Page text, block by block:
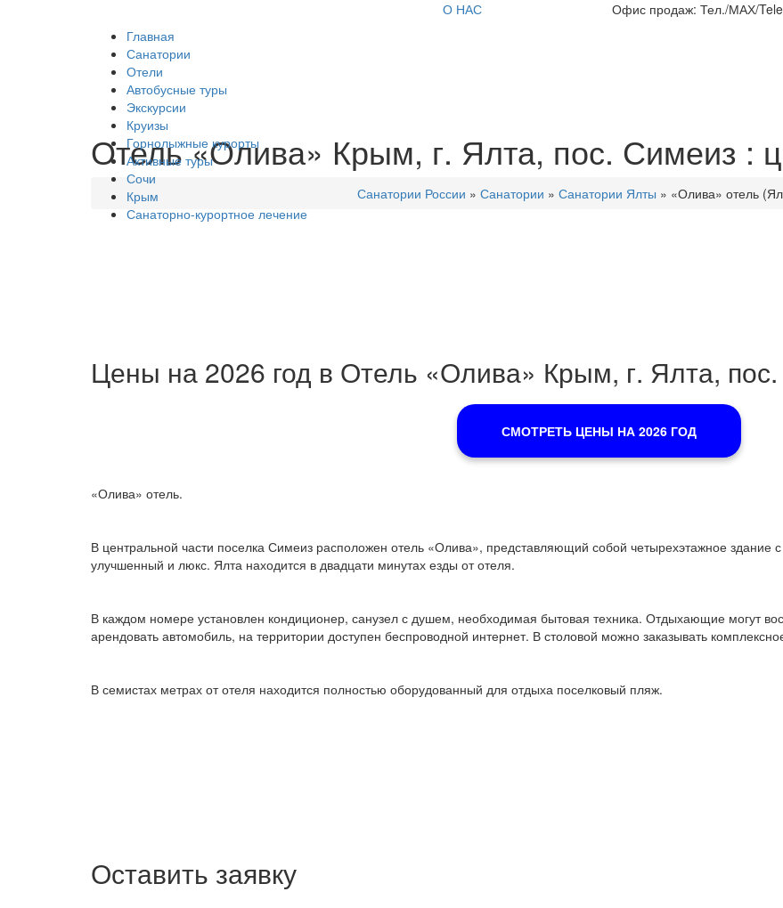
О НАС
Офис продаж: Тел./МАХ/
Главная
Санатории
Отели
Автобусные туры
Экскурсии
Круизы
Горнолыжные курорты
Активные туры
Сочи
Крым
Санаторно-курортное лечение
Отель «Олива» Крым, г. Ялта, пос. Симеиз :
Санатории России » Санатории » Санатории Ялты » «Олива» отель
Цены на 2026 год в Отель «Олива» Крым, г. Ялта,
СМОТРЕТЬ ЦЕНЫ НА 2026 ГОД
«Олива» отель.
В центральной части поселка Симеиз расположен отель «Олива», представляющий собой четырехэтажное здание
улучшенный и люкс. Ялта находится в двадцати минутах езды от отеля.
В каждом номере установлен кондиционер, санузел с душем, необходимая бытовая техника. Отдыхающие могут
арендовать автомобиль, на территории доступен беспроводной интернет. В столовой можно заказывать
В семистах метрах от отеля находится полностью оборудованный для отдыха поселковый пляж.
Оставить заявку